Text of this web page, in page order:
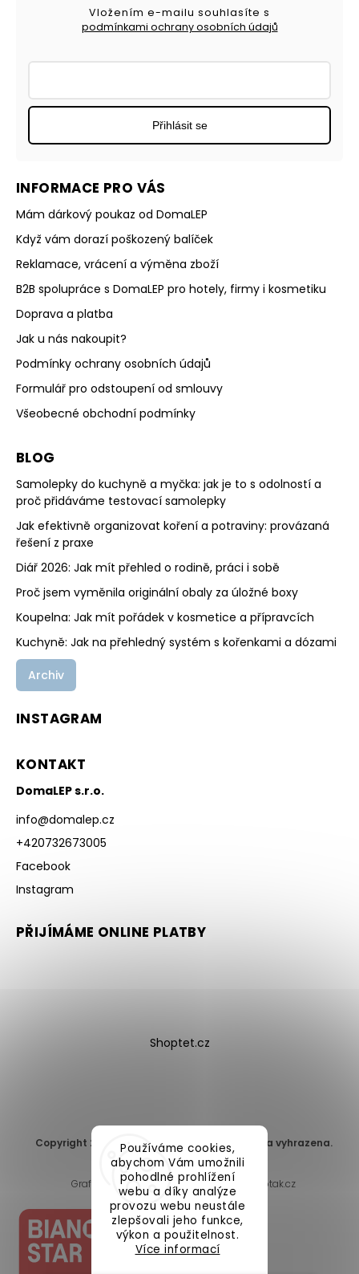
Používáme cookies,
abychom Vám umožnili
pohodlné prohlížení
webu a díky analýze
provozu webu neustále
zlepšovali jeho funkce,
výkon a použitelnost.
Více informací
INFORMACE PRO VÁS
Mám dárkový poukaz od DomaLEP
Když vám dorazí poškozený balíček
Reklamace, vrácení a výměna zboží
B2B spolupráce s DomaLEP pro hotely, firmy i kosmetiku
Doprava a platba
Jak u nás nakoupit?
Podmínky ochrany osobních údajů
Formulář pro odstoupení od smlouvy
Všeobecné obchodní podmínky
BLOG
Samolepky do kuchyně a myčka: jak je to s odolností a
proč přidáváme testovací samolepky
Jak efektivně organizovat koření a potraviny: provázaná
řešení z praxe
Diář 2026: Jak mít přehled o rodině, práci i sobě
Proč jsem vyměnila originální obaly za úložné boxy
Koupelna: Jak mít pořádek v kosmetice a přípravcích
Kuchyně: Jak na přehledný systém s kořenkami a dózami
Archiv
Vložením e-mailu souhlasíte s
podmínkami ochrany osobních údajů
Přihlásit se
INSTAGRAM
KONTAKT
DomaLEP s.r.o.
info@domalep.cz
+420732673005
Facebook
Instagram
PŘIJÍMÁME ONLINE PLATBY
Shoptet.cz
Copyright 2026 DomaLEP s.r.o. . Všechna práva vyhrazena.
Upravit nastavení cookies
Grafický návrh vytvořil a nakódoval
Shoptak.cz